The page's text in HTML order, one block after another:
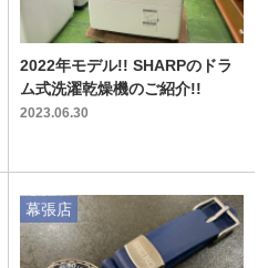
2022年モデル!! SHARPのドラ
ム式洗濯乾燥機のご紹介!!
2023.06.30
幕張店